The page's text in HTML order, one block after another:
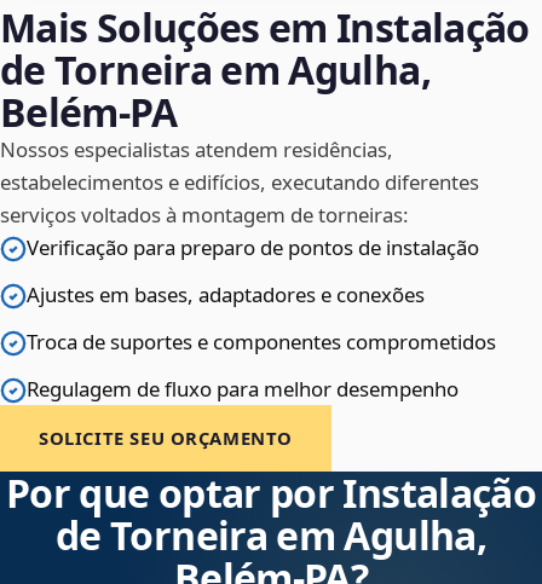
Mais Soluções em Instalação
de Torneira em Agulha,
Belém‑PA
Nossos especialistas atendem residências,
estabelecimentos e edifícios, executando diferentes
serviços voltados à montagem de torneiras:
Verificação para preparo de pontos de instalação
Ajustes em bases, adaptadores e conexões
Troca de suportes e componentes comprometidos
Regulagem de fluxo para melhor desempenho
SOLICITE SEU ORÇAMENTO
Por que optar por Instalação
de Torneira em Agulha,